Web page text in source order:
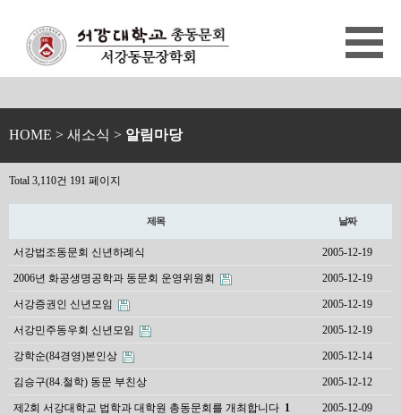
HOME > 새소식 > 알림마당
Total 3,110건 191 페이지
제목 날짜
서강법조동문회 신년하례식 2005-12-19
2006년 화공생명공학과 동문회 운영위원회 2005-12-19
서강증권인 신년모임 2005-12-19
서강민주동우회 신년모임 2005-12-19
강학순(84경영)본인상 2005-12-14
김승구(84.철학) 동문 부친상 2005-12-12
제2회 서강대학교 법학과 대학원 총동문회를 개최합니다 1 2005-12-09